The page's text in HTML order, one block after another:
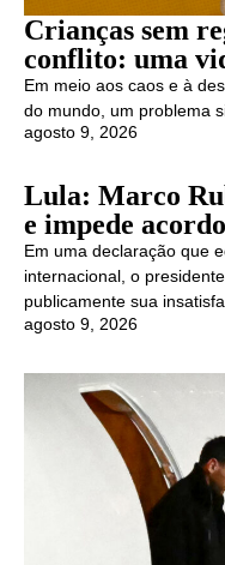
Crianças sem
conflito: uma
Em meio aos caos e à
do mundo, um problema
agosto 9, 2026
Lula: Marco
e impede
Em uma declaração que
internacional, o
publicamente sua
agosto 9, 2026